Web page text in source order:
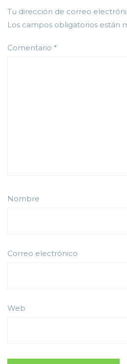
Tu dirección de correo
Los campos obligatorios están
Comentario *
Nombre
Correo electrónico
Web